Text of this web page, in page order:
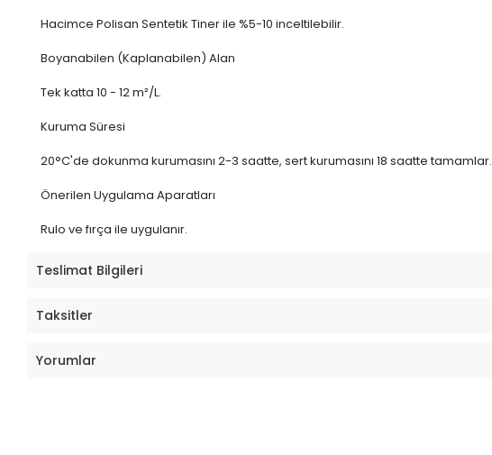
Hacimce Polisan Sentetik Tiner ile %5-10 inceltilebilir.
Boyanabilen (Kaplanabilen) Alan
Tek katta 10 - 12 m²/L.
Kuruma Süresi
20°C'de dokunma kurumasını 2-3 saatte, sert kurumasını 18 saatte tamamlar.
Önerilen Uygulama Aparatları
Rulo ve fırça ile uygulanır.
Teslimat Bilgileri
Taksitler
Yorumlar